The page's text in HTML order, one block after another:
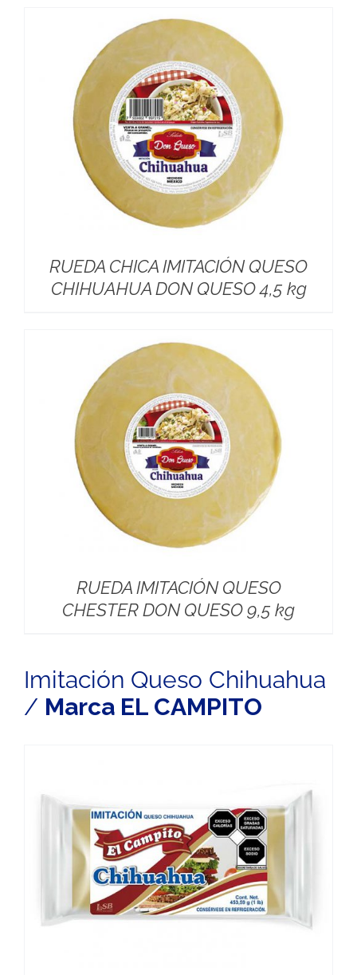
RUEDA CHICA IMITACIÓN QUESO
CHIHUAHUA DON QUESO 4,5 kg
RUEDA IMITACIÓN QUESO
CHESTER DON QUESO 9,5 kg
Imitación Queso Chihuahua
/ Marca EL CAMPITO